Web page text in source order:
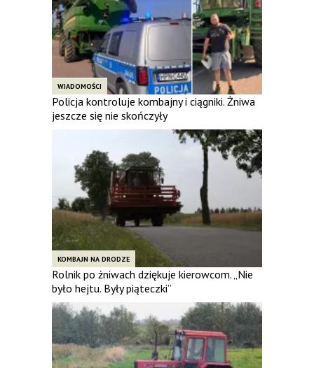
WIADOMOŚCI
Policja kontroluje kombajny i ciągniki. Żniwa
jeszcze się nie skończyły
KOMBAJN NA DRODZE
Rolnik po żniwach dziękuje kierowcom. „Nie
było hejtu. Były piąteczki”